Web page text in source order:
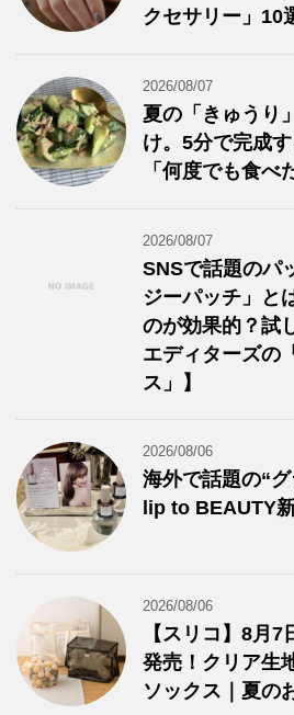
クセサリー」10
2026/08/07
夏の「きゅうり
け。5分で完成
「何度でも食べ
2026/08/07
SNSで話題のパ
ジーパッチ」と
のが効果的？試
エディターズの
ス」】
2026/08/06
海外で話題の“
lip to BEAUTY
2026/08/06
【スリコ】8月7
発売！クリア生
ソックス｜夏の